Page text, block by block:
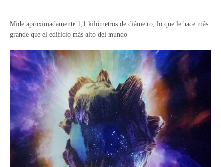
Mide aproximadamente 1,1 kilómetros de diámetro, lo que le hace más
grande que el edificio más alto del mundo